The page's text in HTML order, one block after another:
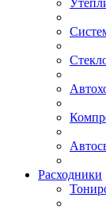
Расходники